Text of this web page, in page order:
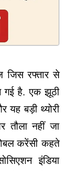
जिस रफ्तार से
गई है. एक झूठी
यह बड़ी थ्योरी
तौला नहीं जा
करेंसी कहते
इंडिया